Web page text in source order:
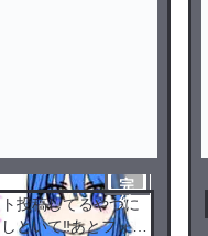
完
結
投稿してるやつに
といて‼️あとフォロ